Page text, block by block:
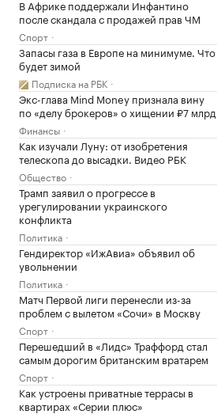
В Африке поддержали Инфантино
после скандала с продажей прав ЧМ
Спорт
Запасы газа в Европе на минимуме. Что
будет зимой
Подписка на РБК
Экс-глава Mind Money признала вину
по «делу брокеров» о хищении ₽7 млрд
Финансы
Как изучали Луну: от изобретения
телескопа до высадки. Видео РБК
Общество
Трамп заявил о прогрессе в
урегулировании украинского
конфликта
Политика
Гендиректор «ИжАвиа» объявил об
увольнении
Политика
Матч Первой лиги перенесли из-за
проблем с вылетом «Сочи» в Москву
Спорт
Перешедший в «Лидс» Траффорд стал
самым дорогим британским вратарем
Спорт
Как устроены приватные террасы в
квартирах «Серии плюс»